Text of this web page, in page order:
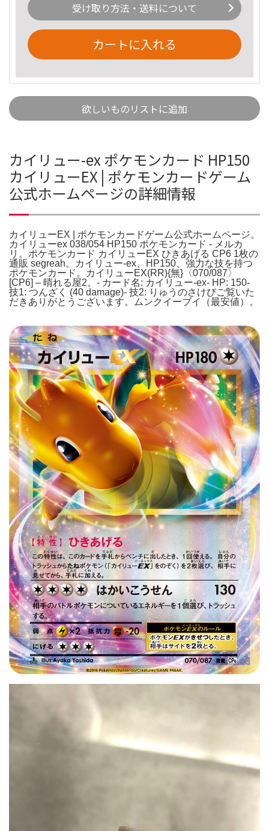
受け取り方法・送料について
カートに入れる
欲しいものリストに追加
カイリュー-ex ポケモンカード HP150
カイリューEX | ポケモンカードゲーム
公式ホームページの詳細情報
カイリューEX | ポケモンカードゲーム公式ホームページ。
カイリューex 038/054 HP150 ポケモンカード - メルカ
リ。ポケモンカード カイリューEX ひきあげる CP6 1枚の
通販 segreah。カイリュー-ex、HP150、強力な技を持つ
ポケモンカード。カイリューEX(RR){無}〈070/087〉
[CP6] – 晴れる屋2。- カード名: カイリュー-ex- HP: 150-
技1: つんざく (40 damage)- 技2: りゅうのさけびご覧いた
だきありがとうございます。ムンクイーブイ（最安値）。